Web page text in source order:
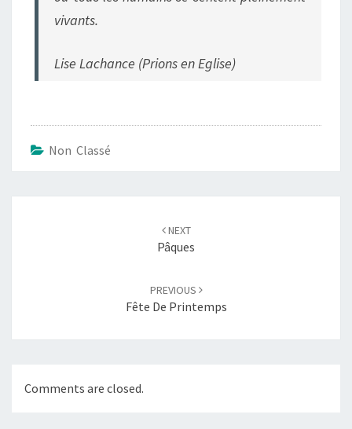
vivants.
Lise Lachance (Prions en Eglise)
Non Classé
NEXT
Pâques
PREVIOUS
Fête De Printemps
Comments are closed.